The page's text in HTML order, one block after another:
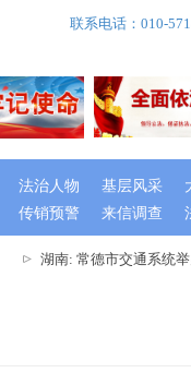
湖南: 常德市交通系统举
传销预警 来信调查
联系电话：010-
法治人物 基层风采